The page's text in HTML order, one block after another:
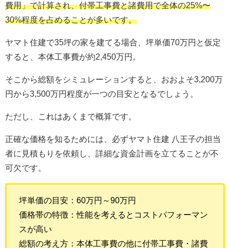
費用」で計算され、付帯工事費と諸費用で全体の25%〜
30%程度を占めることが多いです。
ヤマト住建で35坪の家を建てる場合、坪単価70万円と仮定
すると、本体工事費が約2,450万円。
そこから総額をシミュレーションすると、おおよそ3,200万
円から3,500万円程度が一つの目安となるでしょう。
ただし、これはあくまで概算です。
正確な価格を知るためには、必ずヤマト住建 八王子の担当
者に見積もりを依頼し、詳細な資金計画を立てることが不
可欠です。
坪単価の目安：60万円～90万円
価格帯の特徴：性能を考えるとコストパフォーマン
スが高い
総額の考え方：本体工事費の他に付帯工事費・諸費